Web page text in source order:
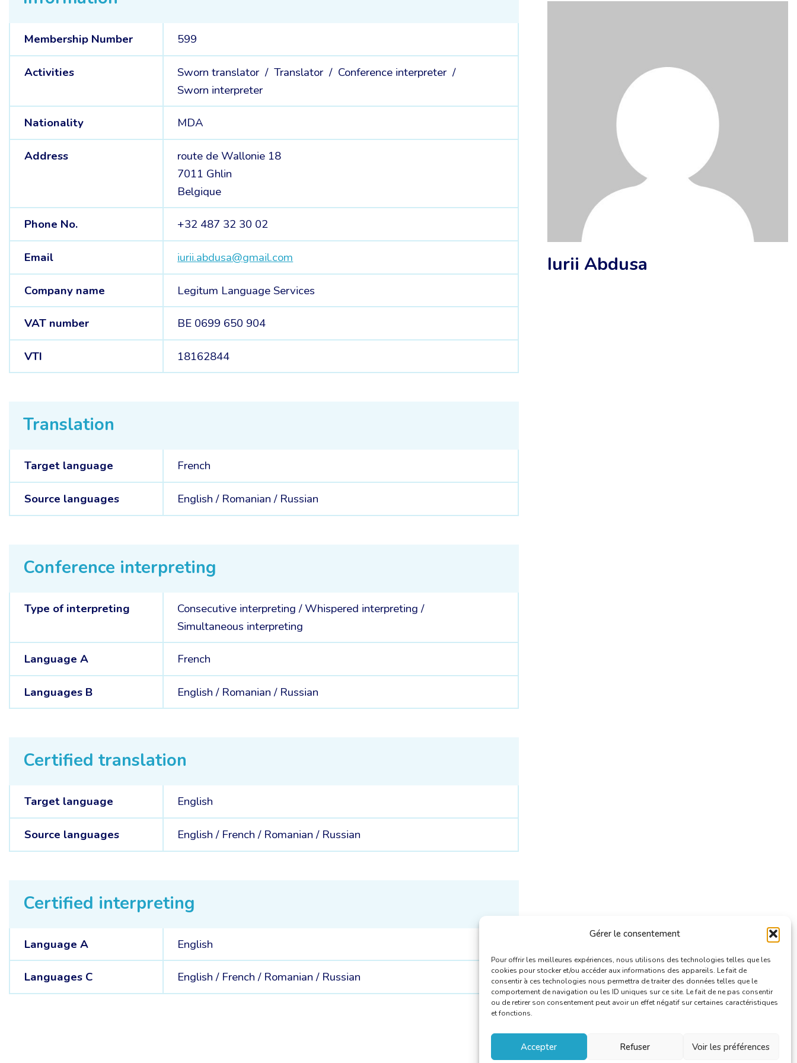
Gérer le consentement
Pour offrir les meilleures expériences, nous utilisons des technologies telles que les
cookies pour stocker et/ou accéder aux informations des appareils. Le fait de
consentir à ces technologies nous permettra de traiter des données telles que le
comportement de navigation ou les ID uniques sur ce site. Le fait de ne pas consentir
ou de retirer son consentement peut avoir un effet négatif sur certaines caractéristiques
et fonctions.
Accepter Refuser Voir les préférences
Membership Number 599
Activities Sworn translator / Translator / Conference interpreter /
Sworn interpreter
Nationality MDA
Address
route de Wallonie 18
7011 Ghlin
Belgique
Phone No. +32 487 32 30 02
Email iurii.abdusa@gmail.com
Company name Legitum Language Services
VAT number BE 0699 650 904
VTI 18162844
Translation
Target language French
Source languages English / Romanian / Russian
Conference interpreting
Type of interpreting Consecutive interpreting/Whispered interpreting/
Simultaneous interpreting
Language A French
Languages B English / Romanian / Russian
Certified translation
Target language English
Source languages English / French / Romanian / Russian
Certified interpreting
Language A English
Languages C English / French / Romanian / Russian
Iurii Abdusa